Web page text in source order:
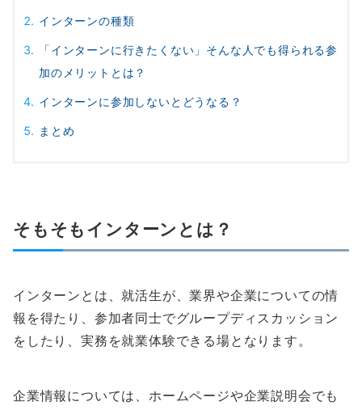
インターンの種類
「インターンに行きたくない」そんな人でも得られる参
加のメリットとは？
インターンに参加しないとどうなる？
まとめ
そもそもインターンとは？
インターンとは、就活生が、業界や企業についての情
報を得たり、参加者同士でグループディスカッション
をしたり、実務を就業体験できる場となります。
企業情報については、ホームページや企業説明会でも